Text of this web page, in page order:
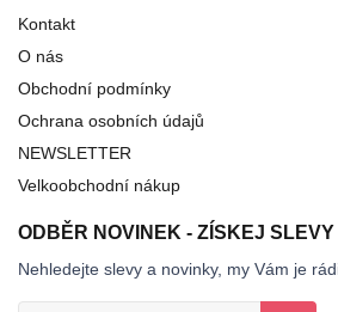
Kontakt
O nás
Obchodní podmínky
Ochrana osobních údajů
NEWSLETTER
Velkoobchodní nákup
ODBĚR NOVINEK - ZÍSKEJ SLEVY
Nehledejte slevy a novinky, my Vám je